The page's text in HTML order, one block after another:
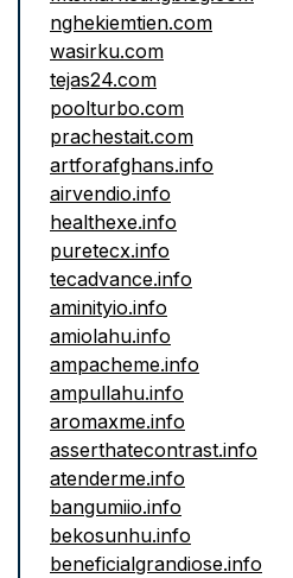
nghekiemtien.com
wasirku.com
tejas24.com
poolturbo.com
prachestait.com
artforafghans.info
airvendio.info
healthexe.info
puretecx.info
tecadvance.info
aminityio.info
amiolahu.info
ampacheme.info
ampullahu.info
aromaxme.info
asserthatecontrast.info
atenderme.info
bangumiio.info
bekosunhu.info
beneficialgrandiose.info